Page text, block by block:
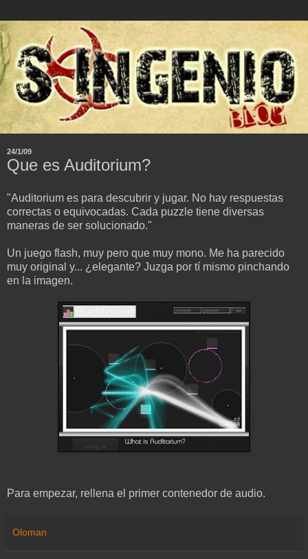
24/1/09
Que es Auditorium?
"Auditorium es para descubrir y jugar. No hay respuestas
correctas o equivocadas. Cada puzzle tiene diversas
maneras de ser solucionado."
Un juego flash, muy pero que muy mono. Me ha parecido
muy original y... ¿elegante? Juzga por tí mismo pinchando
en la imagen.
Para empezar, rellena el primer contenedor de audio.
Oloman